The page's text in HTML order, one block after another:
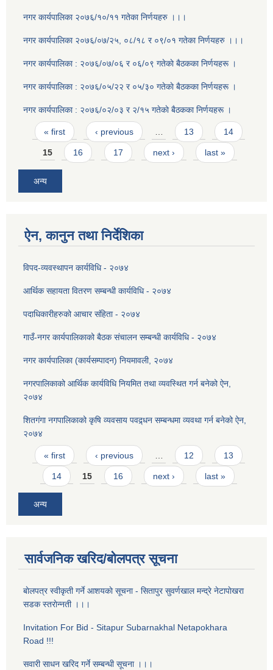
नगर कार्यपालिका २०७६/१०/११ गतेका निर्णयहरु ।।।
नगर कार्यपालिका २०७६/०७/२५, ०८/१८ र ०९/०१ गतेका निर्णयहरु ।।।
नगर कार्यपालिका : २०७६/०७/०६ र ०६/०९ गतेकाे बैठकका निर्णयहरू ।
नगर कार्यपालिका : २०७६/०५/२२ र ०५/३० गतेकाे बैठकका निर्णयहरू ।
नगर कार्यपालिका : २०७६/०२/०३ र २/१५ गतेकाे बैठकका निर्णयहरू ।
Pages
« first ‹ previous … 13 14
15 16 17 next › last »
अन्य
ऐन, कानुन तथा निर्देशिका
विपद-व्यवस्थापन कार्यविधि - २०७४
आर्थिक सहायता वितरण सम्बन्धी कार्यविधि - २०७४
पदाधिकारीहरुको आचार संहिता - २०७४
गाउँ-नगर कार्यपालिकाको बैठक संचालन सम्बन्धी कार्यविधि - २०७४
नगर कार्यपालिका (कार्यसम्पादन) नियमावली, २०७४
नगरपालिकाको आर्थिक कार्यविधि नियमित तथा व्यवस्थित गर्न बनेको ऐन,
२०७४
शितगंगा नगपालिकाको कृषि व्यवसाय पवद्र्धन सम्बन्धमा व्यवथा गर्न बनेको ऐन,
२०७४
Pages
« first ‹ previous 12 13
14 15 16 next › last »
अन्य
सार्वजनिक खरिद/बोलपत्र सूचना
बाेलपत्र स्वीकृती गर्ने आशयकाे सूचना - सितापुर सुवर्णखाल मन्द्रे नेटापाेखरा
सडक स्तराेन्नती ।।।
Invitation For Bid - Sitapur Subarnakhal Netapokhara
Road !!!
सवारी साधन खरिद गर्ने सम्बन्धी सूचना ।।।